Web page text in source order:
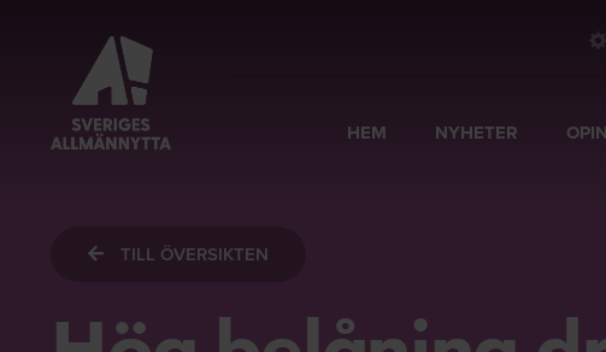
HEM NYHETER
TILL ÖVERSIKTEN